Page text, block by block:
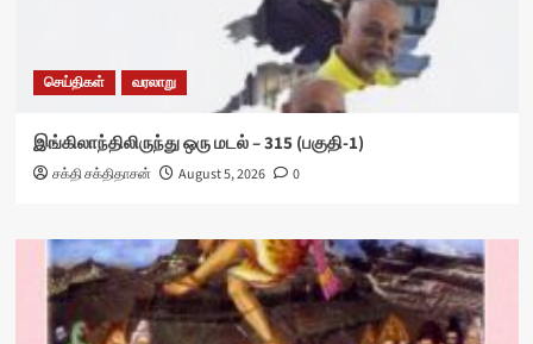
செய்திகள் வரலாறு
இங்கிலாந்திலிருந்து ஒரு மடல் – 315 (பகுதி-1)
சக்தி சக்திதாசன் August 5, 2026 0